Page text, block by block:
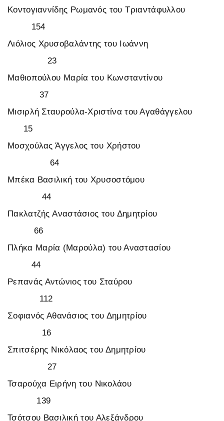
Κοντογιαννίδης Ρωμανός του Τριαντάφυλλου
154
Λιόλιος Χρυσοβαλάντης του Ιωάννη
23
Μαθιοπούλου Μαρία του Κωνσταντίνου
37
Μισιρλή Σταυρούλα-Χριστίνα του Αγαθάγγελου
15
Μοσχούλας Άγγελος του Χρήστου
64
Μπέκα Βασιλική του Χρυσοστόμου
44
Πακλατζής Αναστάσιος του Δημητρίου
66
Πλήκα Μαρία (Μαρούλα) του Αναστασίου
44
Ρεπανάς Αντώνιος του Σταύρου
112
Σοφιανός Αθανάσιος του Δημητρίου
16
Σπιτσέρης Νικόλαος του Δημητρίου
27
Τσαρούχα Ειρήνη του Νικολάου
139
Τσότσου Βασιλική του Αλεξάνδρου